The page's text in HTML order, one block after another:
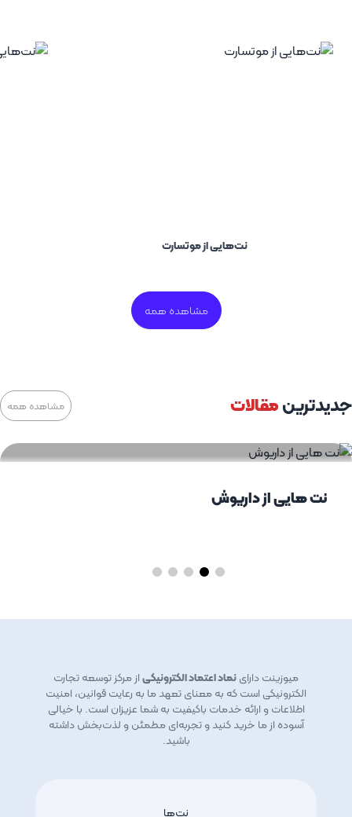
نت‌هایی از موتسارت
مشاهده همه
جدیدترینمقالات مشاهده همه
نت هایی از داریوش
میوزینت داراینماد اعتماد الکترونیکیاز مرکز توسعه تجارت
الکترونیکی است که به معنای تعهد ما به رعایت قوانین، امنیت
اطلاعات و ارائه خدمات باکیفیت به شما عزیزان است. با خیالی
آسوده از ما خرید کنید و تجربه‌ای مطمئن و لذت‌بخش داشته
باشید.
نت‌ها